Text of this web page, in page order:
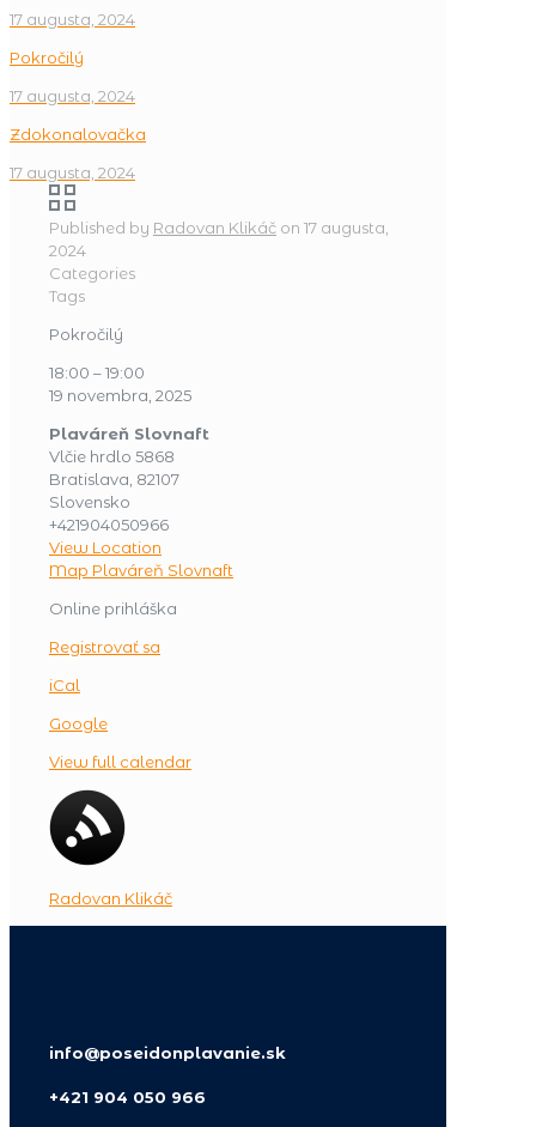
17 augusta, 2024
Pokročilý
17 augusta, 2024
Zdokonalovačka
17 augusta, 2024
Published by Radovan Klikáč on 17 augusta,
2024
Categories
Tags
Pokročilý
18:00 –19:00
19 novembra, 2025
Plaváreň Slovnaft
Vlčie hrdlo 5868
Bratislava 82107
Slovensko
+421904050966
View Location
Map Plaváreň Slovnaft
Online prihláška
Registrovať sa
iCal
Google
View full calendar
Radovan Klikáč
info@poseidonplavanie.sk
+421 904 050 966